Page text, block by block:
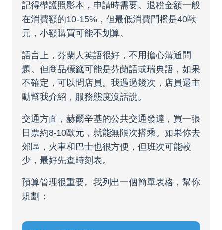
記得帶護照影本，申請時需要。退稅金額一般
在消費額的10-15%，但最低消費門檻是40歐
元，小額購買可能不划算。
語言上，芬蘭人英語很好，不用擔心溝通問
題。但商品標籤可能是芬蘭語或瑞典語，如果
不確定，可以問店員。我遇過幾次，店員還主
動幫我介紹，服務態度沒話說。
交通方面，赫爾辛基的公共交通發達，買一張
日票約8-10歐元，就能無限次搭乘。如果你去
郊區，火車和巴士也很方便，但班次可能較
少，最好先查時刻表。
預算管理很重要。我列出一個簡單表格，幫你
規劃：